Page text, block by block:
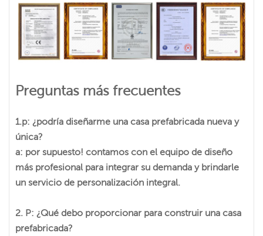
Preguntas más frecuentes
1.p: ¿podría diseñarme una casa prefabricada nueva y
única?
a: por supuesto! contamos con el equipo de diseño
más profesional para integrar su demanda y brindarle
un servicio de personalización integral.
2. P: ¿Qué debo proporcionar para construir una casa
prefabricada?